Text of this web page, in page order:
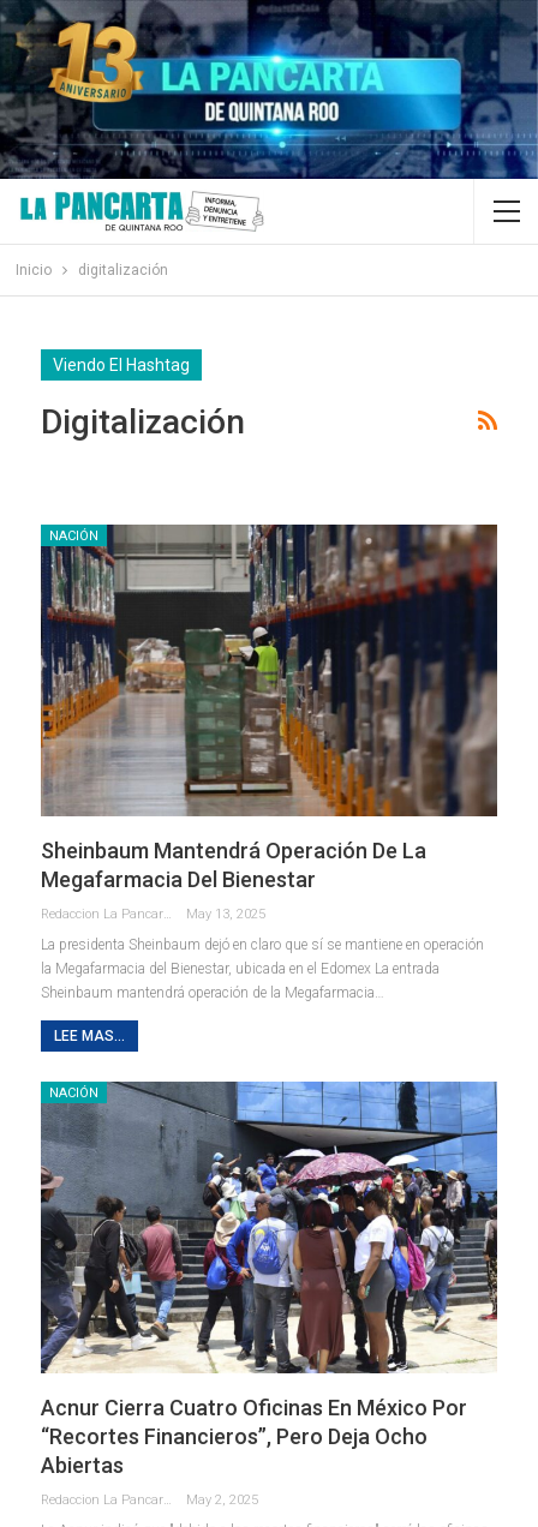
Inicio digitalización
Viendo El Hashtag
Digitalización
NACIÓN
Sheinbaum Mantendrá Operación De La
Megafarmacia Del Bienestar
Redaccion La Pancarta De Quintana Roo May 13, 2025
La presidenta Sheinbaum dejó en claro que sí se mantiene en operación
la Megafarmacia del Bienestar, ubicada en el Edomex La entrada
Sheinbaum mantendrá operación de la Megafarmacia…
LEE MAS...
NACIÓN
Acnur Cierra Cuatro Oficinas En México Por
“recortes Financieros”, Pero Deja Ocho
Abiertas
Redaccion La Pancarta De Quintana Roo May 2, 2025